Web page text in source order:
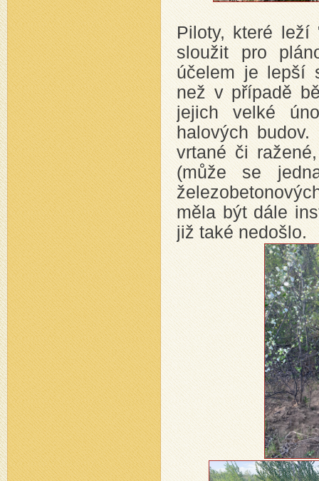
Piloty, které leží
sloužit pro
účelem je lepší
než v případě
jejich velké
halových
vrtané či
(může se
měla být dále
již také nedošlo.